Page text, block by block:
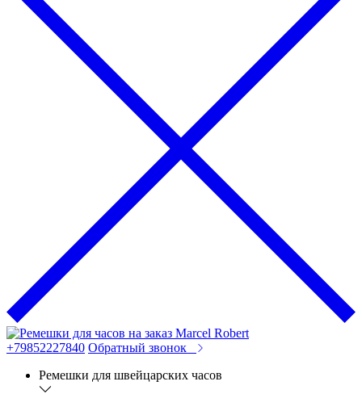
+79852227840 Обратный звонок
Ремешки для швейцарских часов